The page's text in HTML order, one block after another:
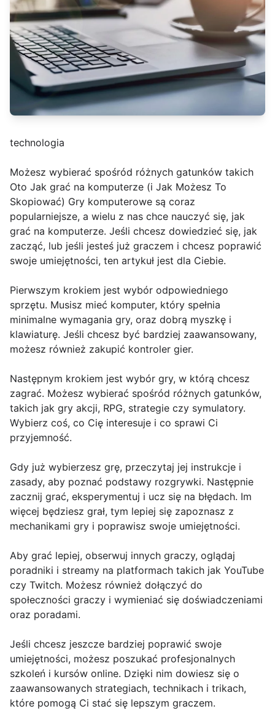
technologia
Możesz wybierać spośród różnych gatunków takich
Oto Jak grać na komputerze (i Jak Możesz To
Skopiować) Gry komputerowe są coraz
popularniejsze, a wielu z nas chce nauczyć się, jak
grać na komputerze. Jeśli chcesz dowiedzieć się, jak
zacząć, lub jeśli jesteś już graczem i chcesz poprawić
swoje umiejętności, ten artykuł jest dla Ciebie.
Pierwszym krokiem jest wybór odpowiedniego
sprzętu. Musisz mieć komputer, który spełnia
minimalne wymagania gry, oraz dobrą myszkę i
klawiaturę. Jeśli chcesz być bardziej zaawansowany,
możesz również zakupić kontroler gier.
Następnym krokiem jest wybór gry, w którą chcesz
zagrać. Możesz wybierać spośród różnych gatunków,
takich jak gry akcji, RPG, strategie czy symulatory.
Wybierz coś, co Cię interesuje i co sprawi Ci
przyjemność.
Gdy już wybierzesz grę, przeczytaj jej instrukcje i
zasady, aby poznać podstawy rozgrywki. Następnie
zacznij grać, eksperymentuj i ucz się na błędach. Im
więcej będziesz grał, tym lepiej się zapoznasz z
mechanikami gry i poprawisz swoje umiejętności.
Aby grać lepiej, obserwuj innych graczy, oglądaj
poradniki i streamy na platformach takich jak YouTube
czy Twitch. Możesz również dołączyć do
społeczności graczy i wymieniać się doświadczeniami
oraz poradami.
Jeśli chcesz jeszcze bardziej poprawić swoje
umiejętności, możesz poszukać profesjonalnych
szkoleń i kursów online. Dzięki nim dowiesz się o
zaawansowanych strategiach, technikach i trikach,
które pomogą Ci stać się lepszym graczem.